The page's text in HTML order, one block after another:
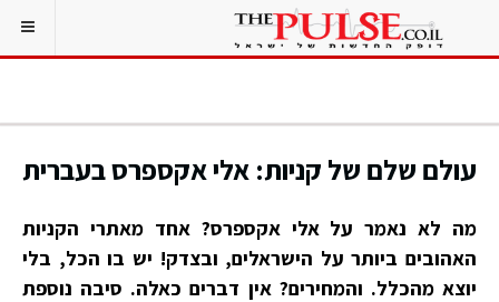
עולם שלם של קניות: אלי אקספרס בעברית
מה לא נאמר על אלי אקספרס? אחד מאתרי הקניות
האהובים ביותר על הישראלים, ובצדק! יש בו הכל, בלי
יוצא מהכלל. והמחירים? אין דברים כאלה. סיבה נוספת